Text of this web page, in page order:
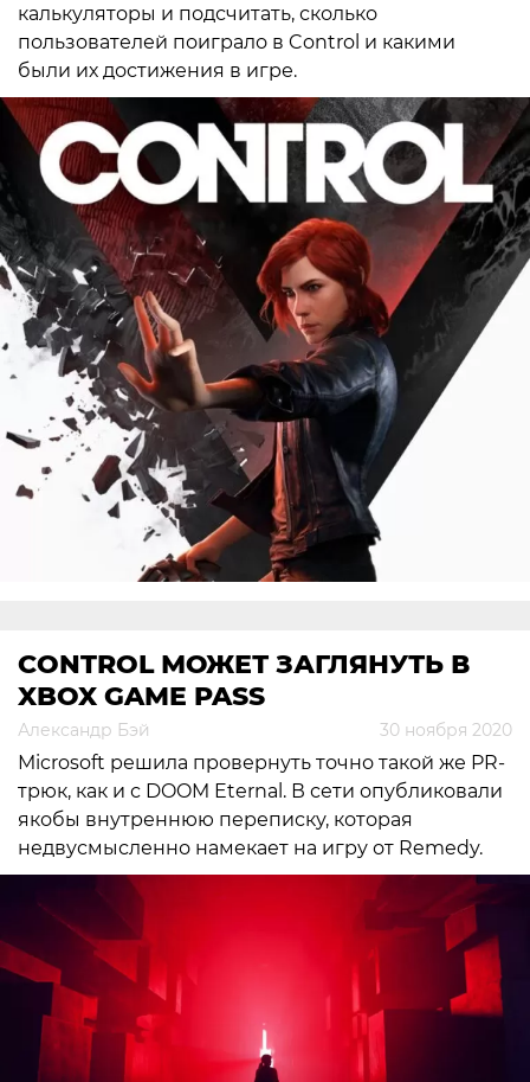
калькуляторы и подсчитать, сколько
пользователей поиграло в Control и какими
были их достижения в игре.
CONTROL МОЖЕТ ЗАГЛЯНУТЬ В
XBOX GAME PASS
Александр Бэй 30 ноября 2020
Microsoft решила провернуть точно такой же PR-
трюк, как и с DOOM Eternal. В сети опубликовали
якобы внутреннюю переписку, которая
недвусмысленно намекает на игру от Remedy.